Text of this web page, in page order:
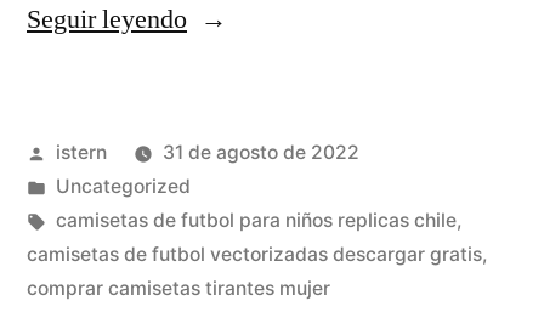
Seguir leyendo«equipacion
Publicado
por
istern
31 de agosto de 2022
Publicado
en
Uncategorized
Etiquetas:
camisetas de futbol para niños replicas chile,
camisetas de futbol vectorizadas descargar gratis,
comprar camisetas tirantes mujer